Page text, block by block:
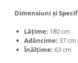
Dimensiuni și
Lățime: 180 cm
Adâncime: 37 cm
Înălțime: 63 cm